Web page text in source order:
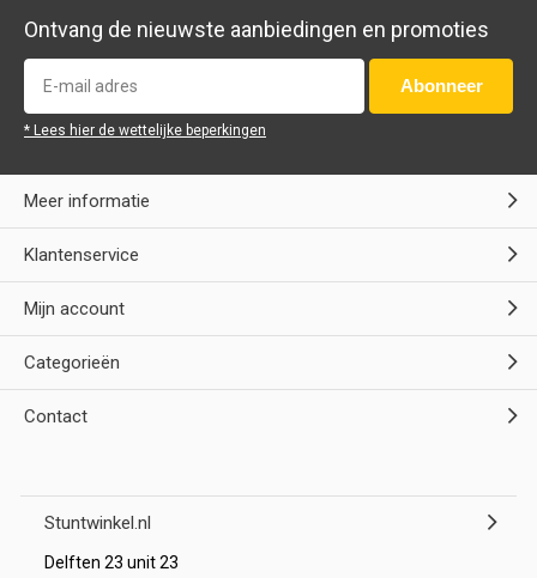
Ontvang de nieuwste aanbiedingen en promoties
Abonneer
* Lees hier de wettelijke beperkingen
Meer informatie
Klantenservice
Mijn account
Categorieën
Contact
Stuntwinkel.nl
Delften 23 unit 23